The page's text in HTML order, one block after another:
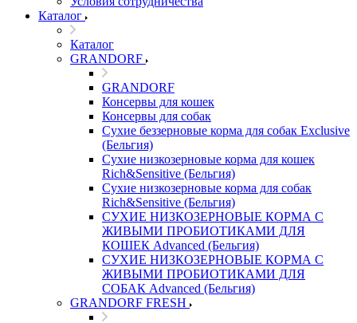
Каталог
Каталог
GRANDORF
GRANDORF
Консервы для кошек
Консервы для собак
Сухие беззерновые корма для собак Exclusive
(Бельгия)
Сухие низкозерновые корма для кошек
Rich&Sensitive (Бельгия)
Сухие низкозерновые корма для собак
Rich&Sensitive (Бельгия)
СУХИЕ НИЗКОЗЕРНОВЫЕ КОРМА С
ЖИВЫМИ ПРОБИОТИКАМИ ДЛЯ
КОШЕК Advanced (Бельгия)
СУХИЕ НИЗКОЗЕРНОВЫЕ КОРМА С
ЖИВЫМИ ПРОБИОТИКАМИ ДЛЯ
СОБАК Advanced (Бельгия)
GRANDORF FRESH